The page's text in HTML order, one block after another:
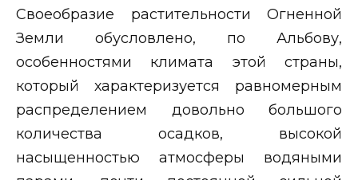
Своеобразие растительности Огненной
Земли обусловлено, по Альбову,
особенностями климата этой страны,
который характеризуется равномерным
распределением довольно большого
количества осадков, высокой
насыщенностью атмосферы водяными